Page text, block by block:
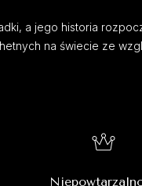
a jego historia
na świecie ze